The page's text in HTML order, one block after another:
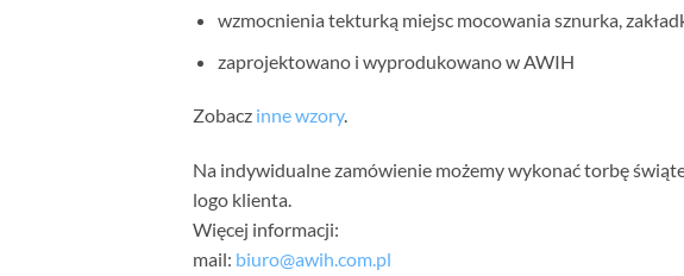
wzmocnienia tekturką miejsc mocowania sznurka,
zaprojektowano i wyprodukowano w AWIH
Zobacz inne wzory.
Na indywidualne zamówienie możemy wykonać torbę
logo klienta.
Więcej informacji:
mail: biuro@awih.com.pl